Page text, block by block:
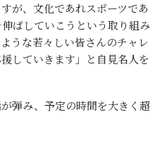
が、文化であれスポーツであ
ばしていこうという取り組み
うな若々しい皆さんのチャレ
していきます」と自見名人を
弾み、予定の時間を大きく超